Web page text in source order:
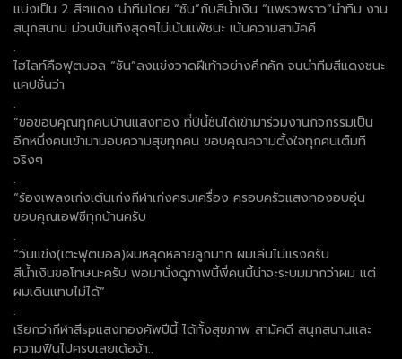
แบ่งเป็น 2 สีๆแดง นำทีมโดย “ซัน”กับสีน้ำเงิน “แพรวพราว”นำทีม งาน
สนุกสนาน ม่วนบันเทิงสุดๆไม่เน้นแพ้ชนะ เน้นความสามัคคี
.
ไฮไลท์คือฟุตบอล “ซัน”ลงแข่งวาดฝีเท้าอย่างคึกคัก จนนำทีมสีแดงชนะ
แคปชั่นว่า
.
“ขอขอบคุณทุกคนบ้านแสงทอง ที่ปีนี้ซันได้เข้ามาร่วมงานกิจกรรมเป็น
อีกหนึ่งคนเข้ามามอบความสุขทุกคน ขอบคุณความตั้งใจทุกคนเต็มที
จริงๆ
.
“ร้องเพลงเก่งเต้นเก่งกีฬาเก่งครบเครื่อง ครอบครัวแสงทองอบอุ่น
ขอบคุณเอฟซีทุกบ้านครับ
.
“วันแข่ง(เตะฟุตบอล)ผมหลุดหลายลูกมาก ผมเล่นไม่แรงครับ
สีน้ำเงินขอโทษนะครับ พอมานั่งดูภาพนี้พี่คนนี้น่าจะระบมมากว่าผม แต่
ผมเดินแทบไม่ได้”
.
เรียกว่ากีฬาสีspแสงทองคัพปีนี้ ได้ทั้งสุขภาพ สามัคดี สนุกสนานและ
ความฟินไปครบเลยเด้อจ้า..